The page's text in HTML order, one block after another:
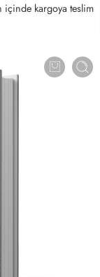
içinde kargoya teslim